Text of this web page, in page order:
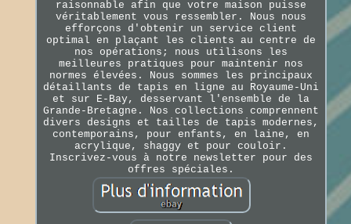
raisonnable afin que votre maison puisse
véritablement vous ressembler. Nous nous
efforçons d'obtenir un service client
optimal en plaçant les clients au centre de
nos opérations; nous utilisons les
meilleures pratiques pour maintenir nos
normes élevées. Nous sommes les principaux
détaillants de tapis en ligne au Royaume-Uni
et sur E-Bay, desservant l'ensemble de la
Grande-Bretagne. Nos collections comprennent
divers designs et tailles de tapis modernes,
contemporains, pour enfants, en laine, en
acrylique, shaggy et pour couloir.
Inscrivez-vous à notre newsletter pour des
offres spéciales.